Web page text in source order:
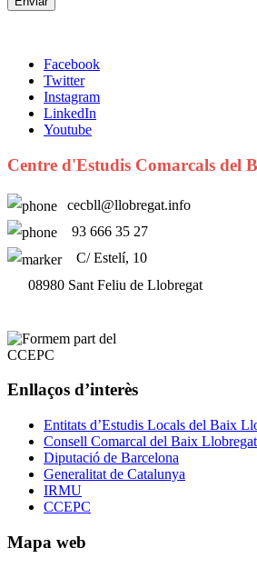
Facebook
Twitter
Instagram
LinkedIn
Youtube
Centre d'Estudis Comarcals del
cecbll@llobregat.info
93 666 35 27
C/ Estelí, 10
08980 Sant Feliu de Llobregat
Enllaços d’interès
Entitats d’Estudis Locals del Baix
Consell Comarcal del Baix Llobregat
Diputació de Barcelona
Generalitat de Catalunya
IRMU
CCEPC
Mapa web